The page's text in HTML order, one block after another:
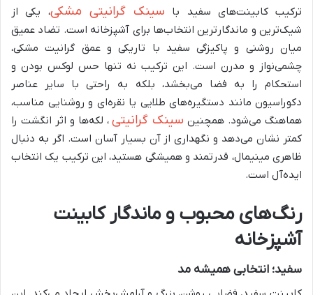
ترکیب کابینت‌های سفید با سینک گرانیتی مشکی، یکی از
شیک‌ترین و ماندگارترین انتخاب‌ها برای آشپزخانه است. تضاد عمیق
میان روشنی و پاکیزگی سفید با تاریکی و عمق گرانیت مشکی،
چشمی‌نواز و مدرن است. این ترکیب نه تنها حس لوکس بودن و
استحکام را به فضا می‌بخشد، بلکه به راحتی با سایر عناصر
دکوراسیون مانند دستگیره‌های طلایی یا نقره‌ای و روشنایی مناسب،
هماهنگ می‌شود. همچنین سینک گرانیتی، لکه‌ها و اثر انگشت را
کمتر نشان می‌دهد و نگهداری از آن بسیار آسان است. اگر به دنبال
ظاهری مینیمال، قدرتمند و همیشگی هستید، این ترکیب یک انتخاب
ایده‌آل است.
رنگ‌های محبوب و ماندگار کابینت
آشپزخانه
سفید؛ انتخابی همیشه مد